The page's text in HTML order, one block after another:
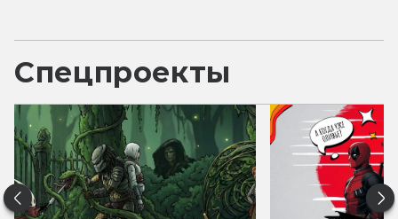
Спецпроекты